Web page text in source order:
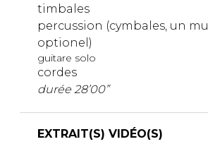
timbales
percussion (cymbales, un
optionel)
guitare solo
cordes
durée 28’00”
EXTRAIT(S) VIDÉO(S)